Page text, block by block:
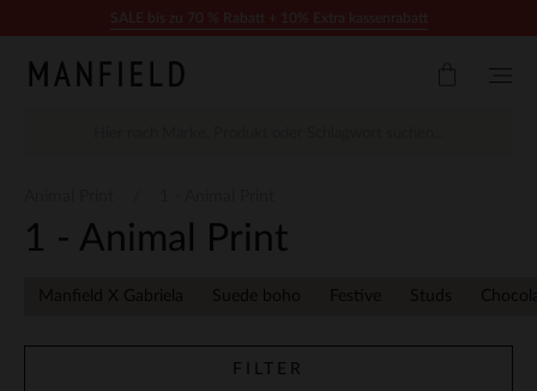
1 - Animal Print
Manfield X Gabriela Suede boho Festive Studs
FILTER